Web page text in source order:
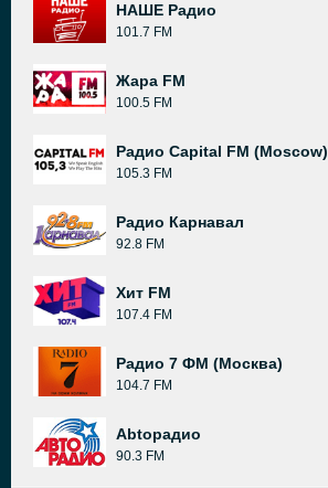
НАШЕ Радио
101.7 FM
Жара FM
100.5 FM
Радио Capital FM (Moscow)
105.3 FM
Радио Карнавал
92.8 FM
Хит FM
107.4 FM
Радио 7 ФМ (Москва)
104.7 FM
Abtoрадио
90.3 FM